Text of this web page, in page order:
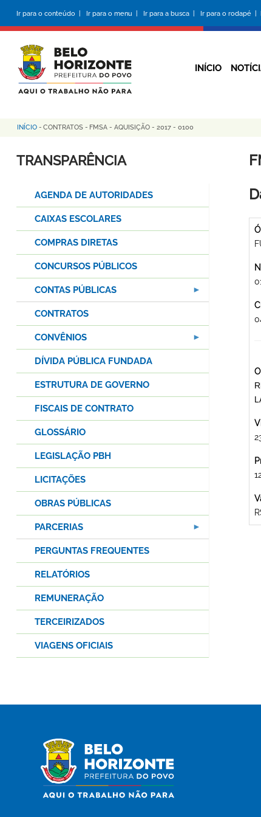
conteúdo
principal
Ir para o conteúdo | Ir para o menu | Ir para a busca | Ir para o rodapé |
INÍCIO
Trilha
de
INÍCIO - CONTRATOS - FMSA - AQUISIÇÃO - 2017 - 0100
TRANSPARÊNCIA
AGENDA DE AUTORIDADES
CAIXAS ESCOLARES
COMPRAS DIRETAS
CONCURSOS PÚBLICOS
CONTAS PÚBLICAS
CONTRATOS
CONVÊNIOS
DÍVIDA PÚBLICA FUNDADA
ESTRUTURA DE GOVERNO
FISCAIS DE CONTRATO
GLOSSÁRIO
LEGISLAÇÃO PBH
LICITAÇÕES
OBRAS PÚBLICAS
PARCERIAS
PERGUNTAS FREQUENTES
RELATÓRIOS
REMUNERAÇÃO
TERCEIRIZADOS
VIAGENS OFICIAIS